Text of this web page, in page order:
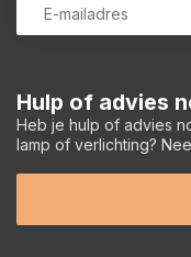
Hulp of advies
Heb je hulp of advies
lamp of verlichting?